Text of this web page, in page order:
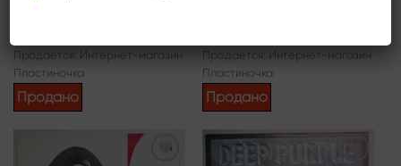
Продается: Интернет-магазин
Пластиночка
Продано
Продается: Интернет-магазин
Пластиночка
Продано